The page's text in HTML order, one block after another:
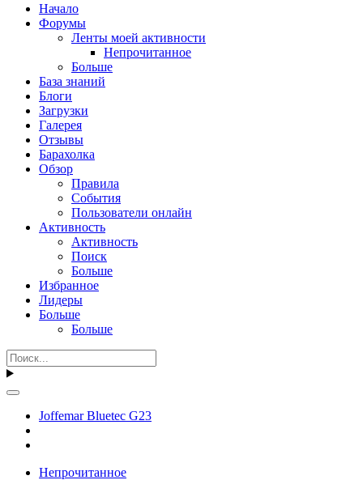
Начало
Форумы
Ленты моей активности
Непрочитанное
Больше
База знаний
Блоги
Загрузки
Галерея
Отзывы
Барахолка
Обзор
Правила
События
Пользователи онлайн
Активность
Активность
Поиск
Больше
Избранное
Лидеры
Больше
Больше
Joffemar Bluetec G23
Непрочитанное